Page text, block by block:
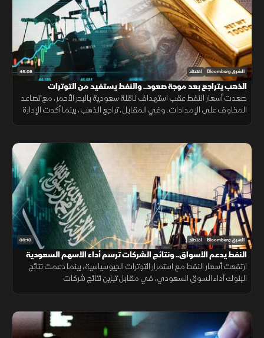
45:08 الشرق Bloomberg اقتصاد
الذهب يتراجع بعد موجة صعود.. والنفط يستفيد من التوترات
صعدت أسعار النفط عقب استهداف ناقلة سعودية بالبحر الأحمر، مع تصاعد
المخاوف على الإمدادات. وفي المقابل، تراجع الذهب، بينما أكدت الإدارة
36:10 الشرق Bloomberg اقتصاد
النفط يدعم الأسواق.. ونتائج الشركات ترسم أداء الأسهم السعودية
ارتفعت أسعار النفط مع استمرار التوترات الجيوسياسية، بينما دعمت نتائج
البنوك أداء السوق السعودي، في مقابل تباين نتائج شركات